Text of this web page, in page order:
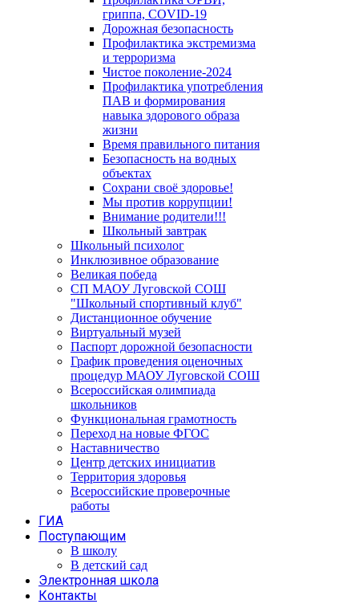
гриппа, COVID-19
Дорожная безопасность
Профилактика экстремизма
и терроризма
Чистое поколение-2024
Профилактика употребления
ПАВ и формирования
навыка здорового образа
жизни
Время правильного питания
Безопасность на водных
объектах
Сохрани своё здоровье!
Мы против коррупции!
Внимание родители!!!
Школьный завтрак
Школьный психолог
Инклюзивное образование
Великая победа
СП МАОУ Луговской СОШ
"Школьный спортивный клуб"
Дистанционное обучение
Виртуальный музей
Паспорт дорожной безопасности
График проведения оценочных
процедур МАОУ Луговской СОШ
Всероссийская олимпиада
школьников
Функциональная грамотность
Переход на новые ФГОС
Наставничество
Центр детских инициатив
Территория здоровья
Всероссийские проверочные
работы
ГИА
Поступающим
В школу
В детский сад
Электронная школа
Контакты